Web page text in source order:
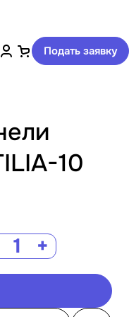
Подать заявку
10
+